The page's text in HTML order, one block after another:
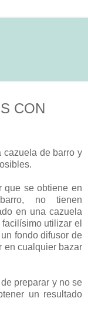
CON
cazuela de barro y
que se obtiene en
no tienen
en una cazuela
utilizar el
fondo difusor de
en cualquier bazar
preparar y no se
un resultado